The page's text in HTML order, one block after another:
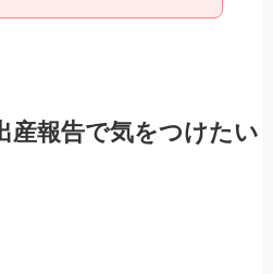
産報告で気をつけたい